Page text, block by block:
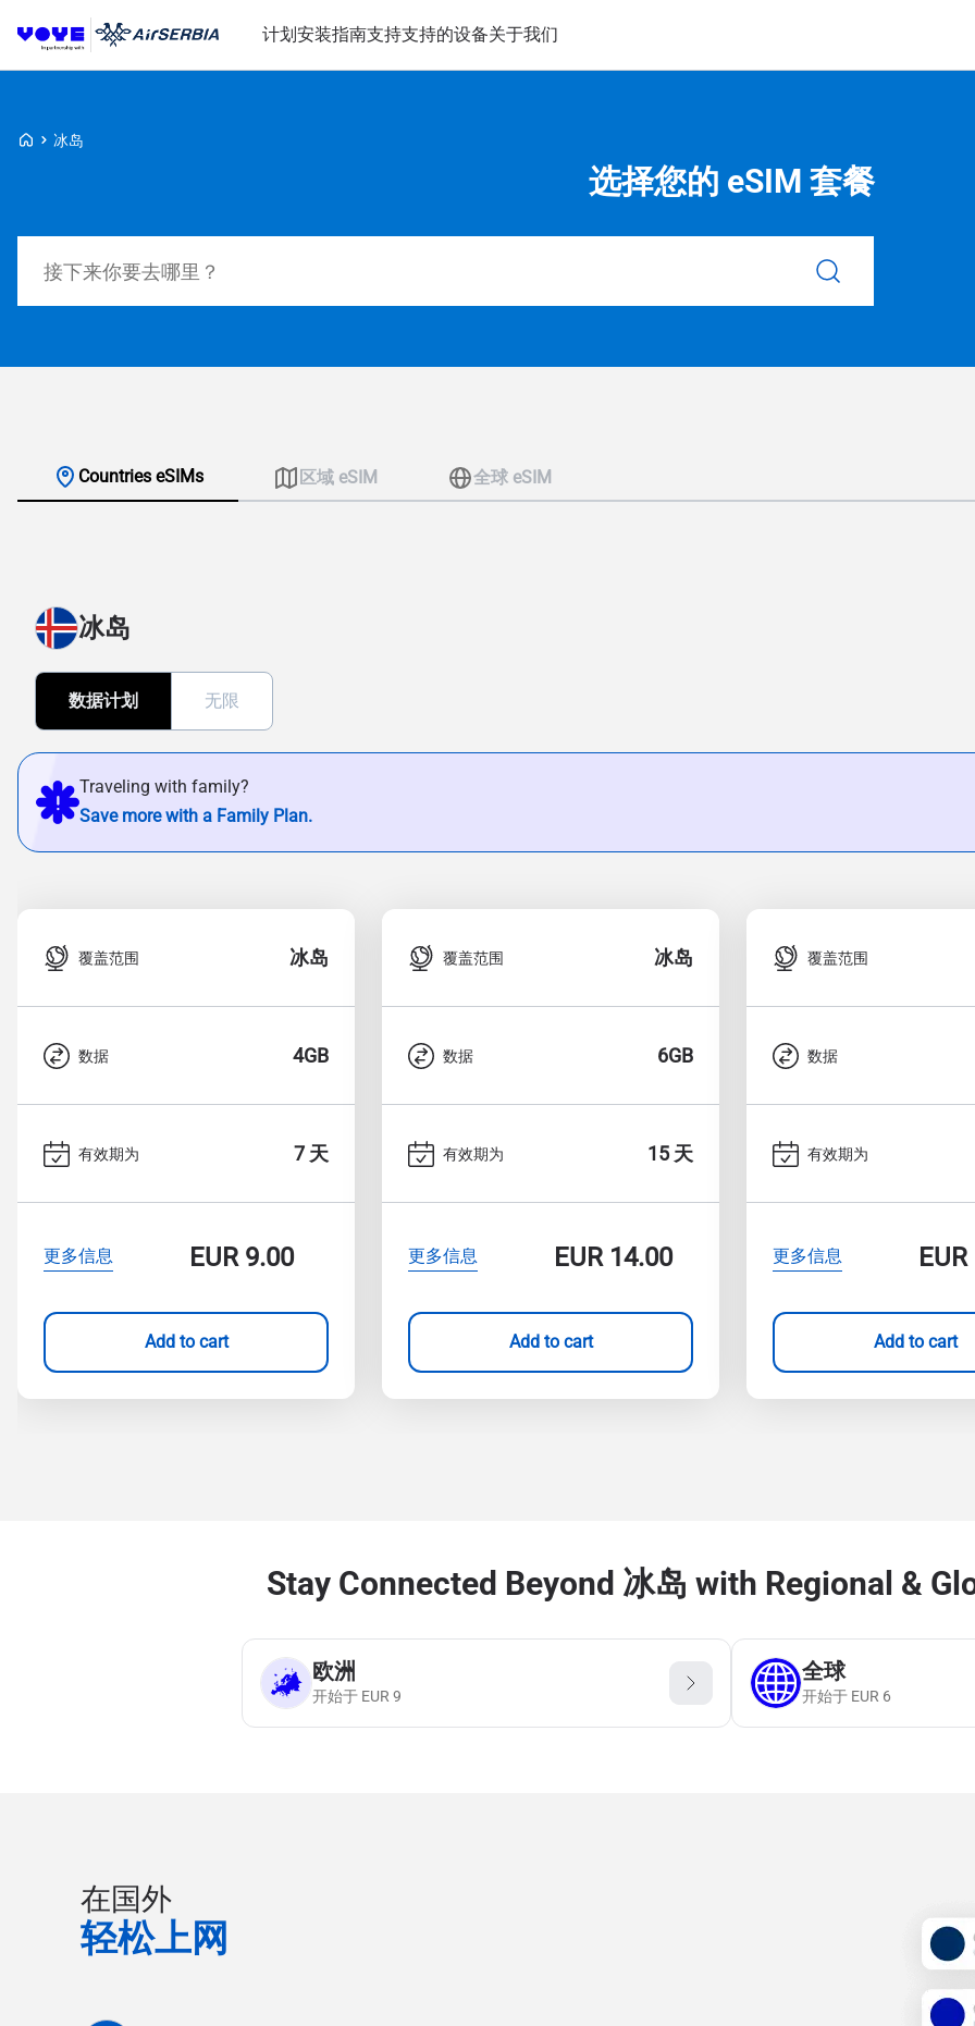
计划安装指南支持支持的设备关于我们
Voye Homepage
冰岛
选择您的 eSIM 套餐
Countries eSIMs 区域 eSIM 全球 eSIM
冰岛
数据计划 无限
Traveling with family?
Save more with a Family Plan.
覆盖范围 冰岛
数据 4GB
有效期为 7 天
更多信息 EUR9.00
Add to cart
覆盖范围 冰岛
数据 6GB
有效期为 15 天
更多信息 EUR14.00
Add to cart
覆盖范围
数据
有效期为
更多信息 EUR
Add to cart
Stay Connected Beyond 冰岛 with Regional &
欧洲
开始于 EUR 9
全球
开始于 EUR 6
在国外
轻松上网